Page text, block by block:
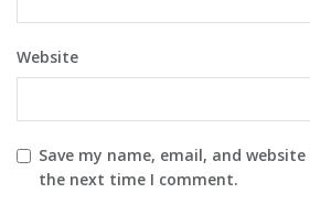
Website
Save my name, email, and
the next time I comment.